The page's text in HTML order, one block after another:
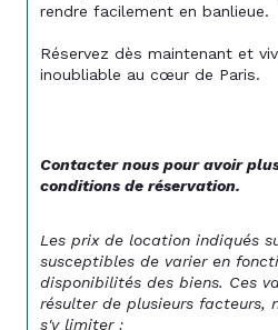
rendre facilement en banlieue.
Réservez dès maintenant et
inoubliable au cœur de Paris.
Contacter nous pour avoir
conditions de réservation.
Les prix de location indiqués
susceptibles de varier en
disponibilités des biens. Ces
résulter de plusieurs facteurs,
s'y limiter :